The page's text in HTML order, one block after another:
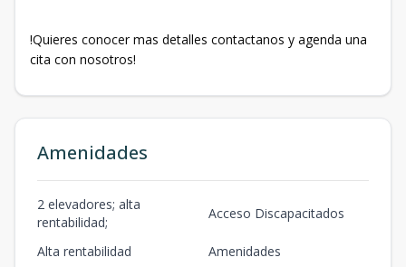
!Quieres conocer mas detalles contactanos y agenda una
cita con nosotros!
Amenidades
2 elevadores; alta
rentabilidad;
Acceso Discapacitados
Alta rentabilidad
Amenidades